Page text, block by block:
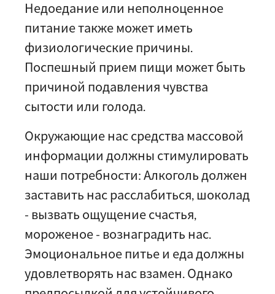
Недоедание или неполноценное
питание также может иметь
физиологические причины.
Поспешный прием пищи может быть
причиной подавления чувства
сытости или голода.
Окружающие нас средства массовой
информации должны стимулировать
наши потребности: Алкоголь должен
заставить нас расслабиться, шоколад
- вызвать ощущение счастья,
мороженое - вознаградить нас.
Эмоциональное питье и еда должны
удовлетворять нас взамен. Однако